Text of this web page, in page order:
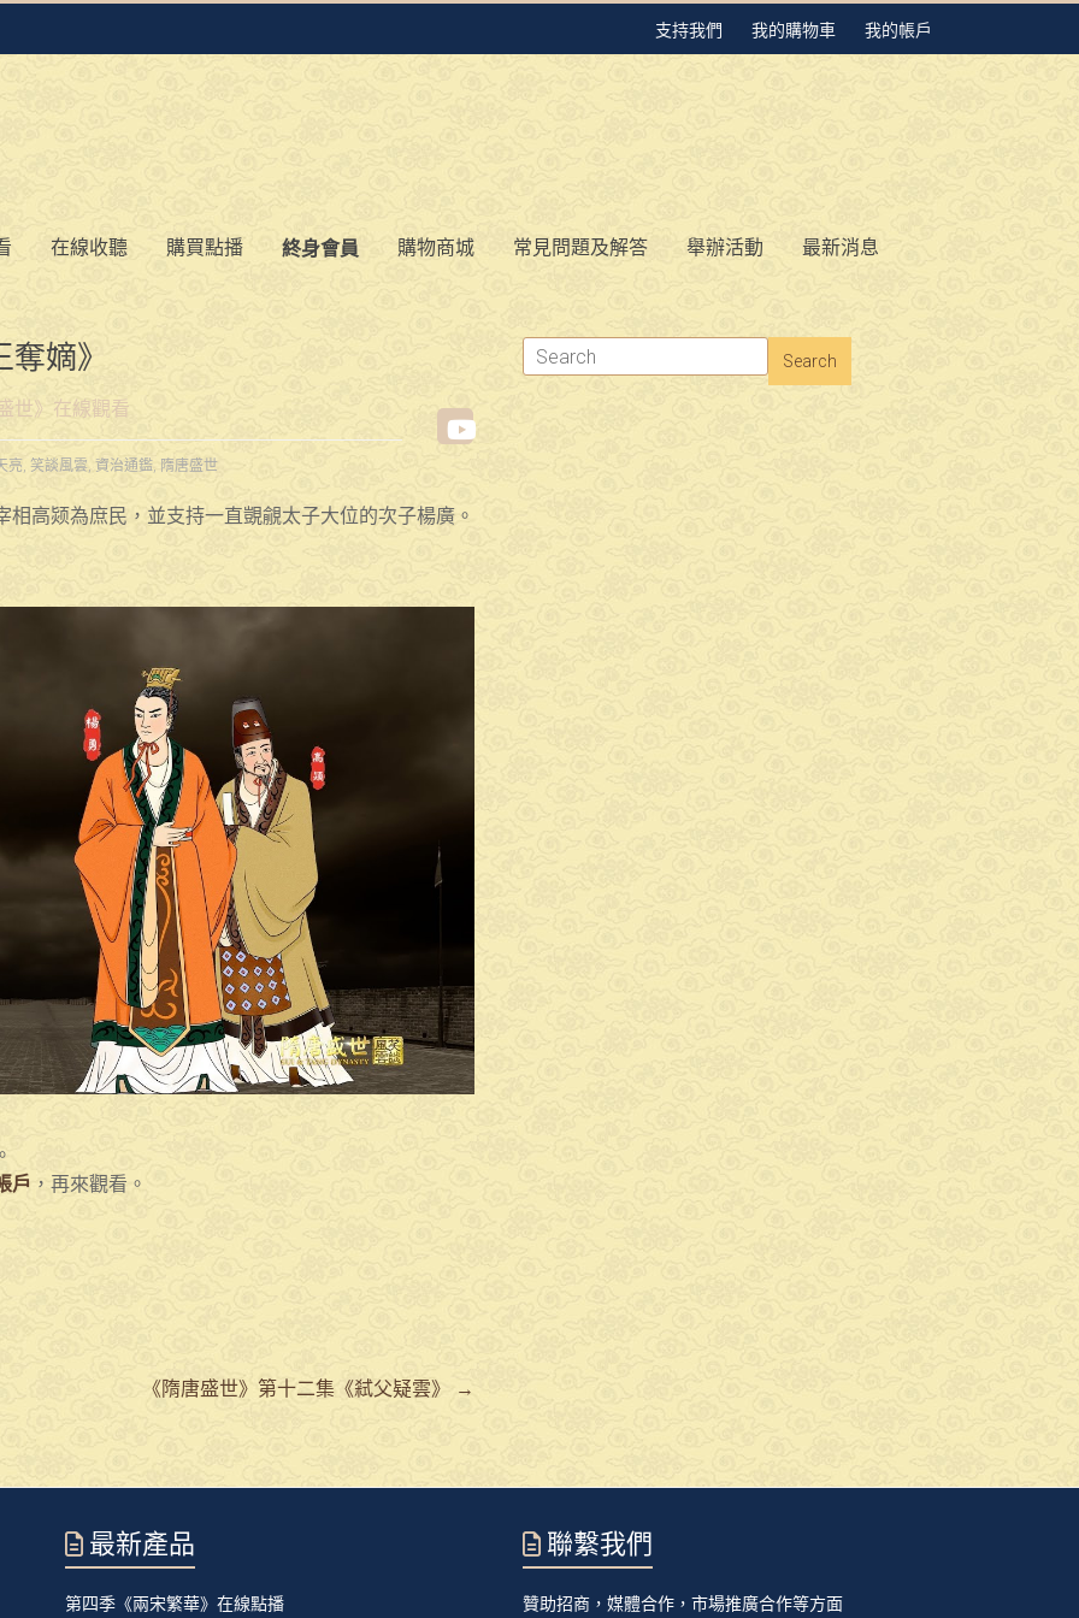
支持我們 我的購物車 我的帳戶
在線收聽 購買點播 終身會員 購物商城 常見問題及解答 舉辦活動 最新消息
嫡》
世》在線觀看
亮, 笑談風雲, 資治通鑑, 隋唐盛世
高颎為庶民，並支持一直覬覦太子大位的次子楊廣。
戶 ，再來觀看。
《隋唐盛世》第十二集《弒父疑雲》 →
最新產品
第四季《兩宋繁華》在線點播
聯繫我們
贊助招商，媒體合作，市場推廣合作等方面